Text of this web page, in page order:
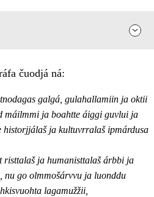
čuodjá ná:
galgá, gulahallamiin ja oktii
máilmmi ja boahtte áiggi guvlui ja
ja kultuvrralaš ipmárdusa
risttalaš ja humanisttalaš árbbi ja
go olmmošárvvu ja luonddu
lagamužžii,